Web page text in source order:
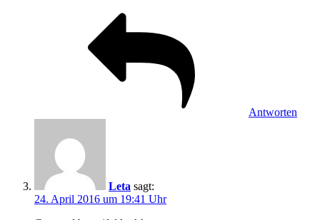
Antworten
Leta sagt:
24. April 2016 um 19:41 Uhr